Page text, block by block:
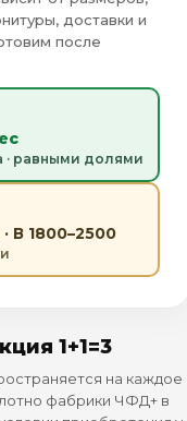
доставки и
после
· равными долями
В 1800–2500
1+1=3
на каждое
фабрики ЧФД+ в